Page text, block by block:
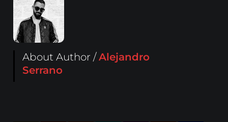
About Author /Alejandro
Serrano